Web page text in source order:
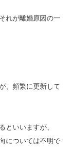
れが離婚原因の一
、頻繁に更新して
といいますが、
については不明で